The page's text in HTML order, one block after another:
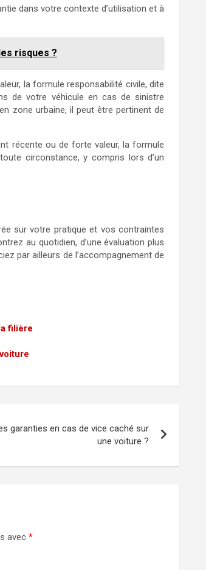
dans votre contexte d’utilisation et à
risques ?
la formule responsabilité civile, dite
de votre véhicule en cas de sinistre
zone urbaine, il peut être pertinent de
récente ou de forte valeur, la formule
circonstance, y compris lors d’un
sur votre pratique et vos contraintes
au quotidien, d’une évaluation plus
par ailleurs de l’accompagnement de
filière
garanties en cas de vice caché sur
une voiture ?
avec *